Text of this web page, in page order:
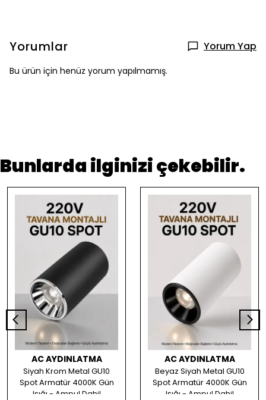
Yorumlar Yorum Yap
Bu ürün için henüz yorum yapılmamış.
Bunlarda ilginizi çekebilir.
AC AYDINLATMA
Siyah Krom Metal GU10
Spot Armatür 4000K Gün
Işığı - Ampul Dahil
AC AYDINLATMA
Beyaz Siyah Metal GU10
Spot Armatür 4000K Gün
Işığı - Ampul Dahil